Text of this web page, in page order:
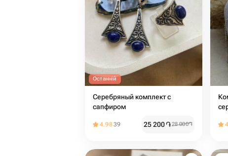
Останній
Серебряный комплект с
сапфиром
4.9839 25 200֏28 000֏